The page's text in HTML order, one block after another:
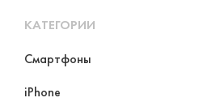
КАТЕГОРИИ
Смартфоны
iPhone